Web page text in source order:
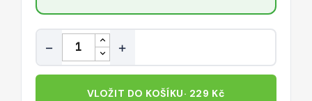
Množství
− +
VLOŽIT DO KOŠÍKU· 229 Kč